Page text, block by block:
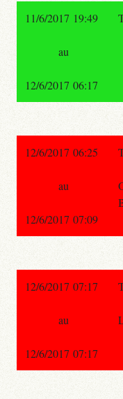
11/6/2017 19:49
au
12/6/2017 06:17
12/6/2017 06:25
au
12/6/2017 07:09
12/6/2017 07:17
au
12/6/2017 07:17